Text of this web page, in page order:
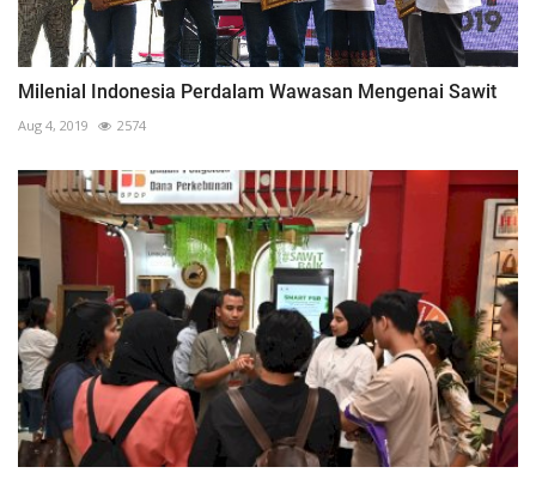
Milenial Indonesia Perdalam Wawasan Mengenai Sawit
Aug 4, 2019 2574